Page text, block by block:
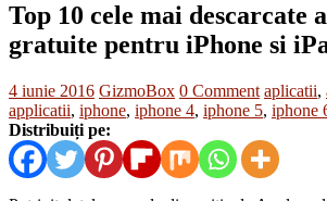
Top 10 cele mai descarcate
gratuite pentru iPhone si
4 iunie 2016 GizmoBox 0 Comment aplicatii,
applicatii, iphone, iphone 4, iphone 5, iphone
Distribuiți pe: